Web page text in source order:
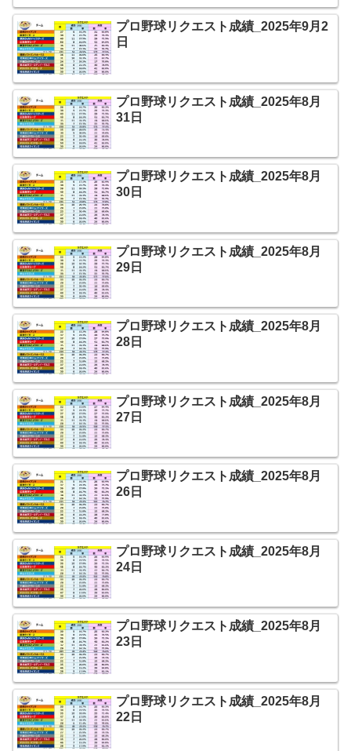
プロ野球リクエスト成績_2025年9月2
日
プロ野球リクエスト成績_2025年8月
31日
プロ野球リクエスト成績_2025年8月
30日
プロ野球リクエスト成績_2025年8月
29日
プロ野球リクエスト成績_2025年8月
28日
プロ野球リクエスト成績_2025年8月
27日
プロ野球リクエスト成績_2025年8月
26日
プロ野球リクエスト成績_2025年8月
24日
プロ野球リクエスト成績_2025年8月
23日
プロ野球リクエスト成績_2025年8月
22日